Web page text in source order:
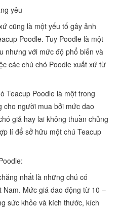
yêu
cũng là một yếu tố gây ảnh
Poodle. Tuy Poodle là một
nhưng với mức độ phổ biến và
các chú chó Poodle xuất xứ từ
Teacup Poodle là một trong
cho người mua bởi mức dao
giả hay lai không thuần chủng
lí để sở hữu một chú Teacup
nhất là những chú có
Nam. Mức giá dao động từ 10 –
sức khỏe và kích thước, kích